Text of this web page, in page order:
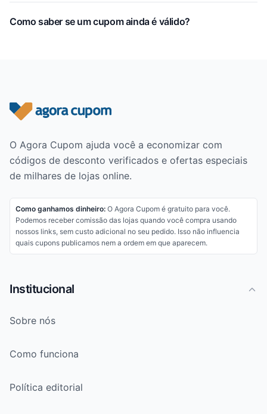
Como saber se um cupom ainda é válido?
Rodapé do site
O Agora Cupom ajuda você a economizar com
códigos de desconto verificados e ofertas especiais
de milhares de lojas online.
Como ganhamos dinheiro:O Agora Cupom é gratuito para você.
Podemos receber comissão das lojas quando você compra usando
nossos links, sem custo adicional no seu pedido. Isso não influencia
quais cupons publicamos nem a ordem em que aparecem.
Institucional
Sobre nós
Como funciona
Política editorial